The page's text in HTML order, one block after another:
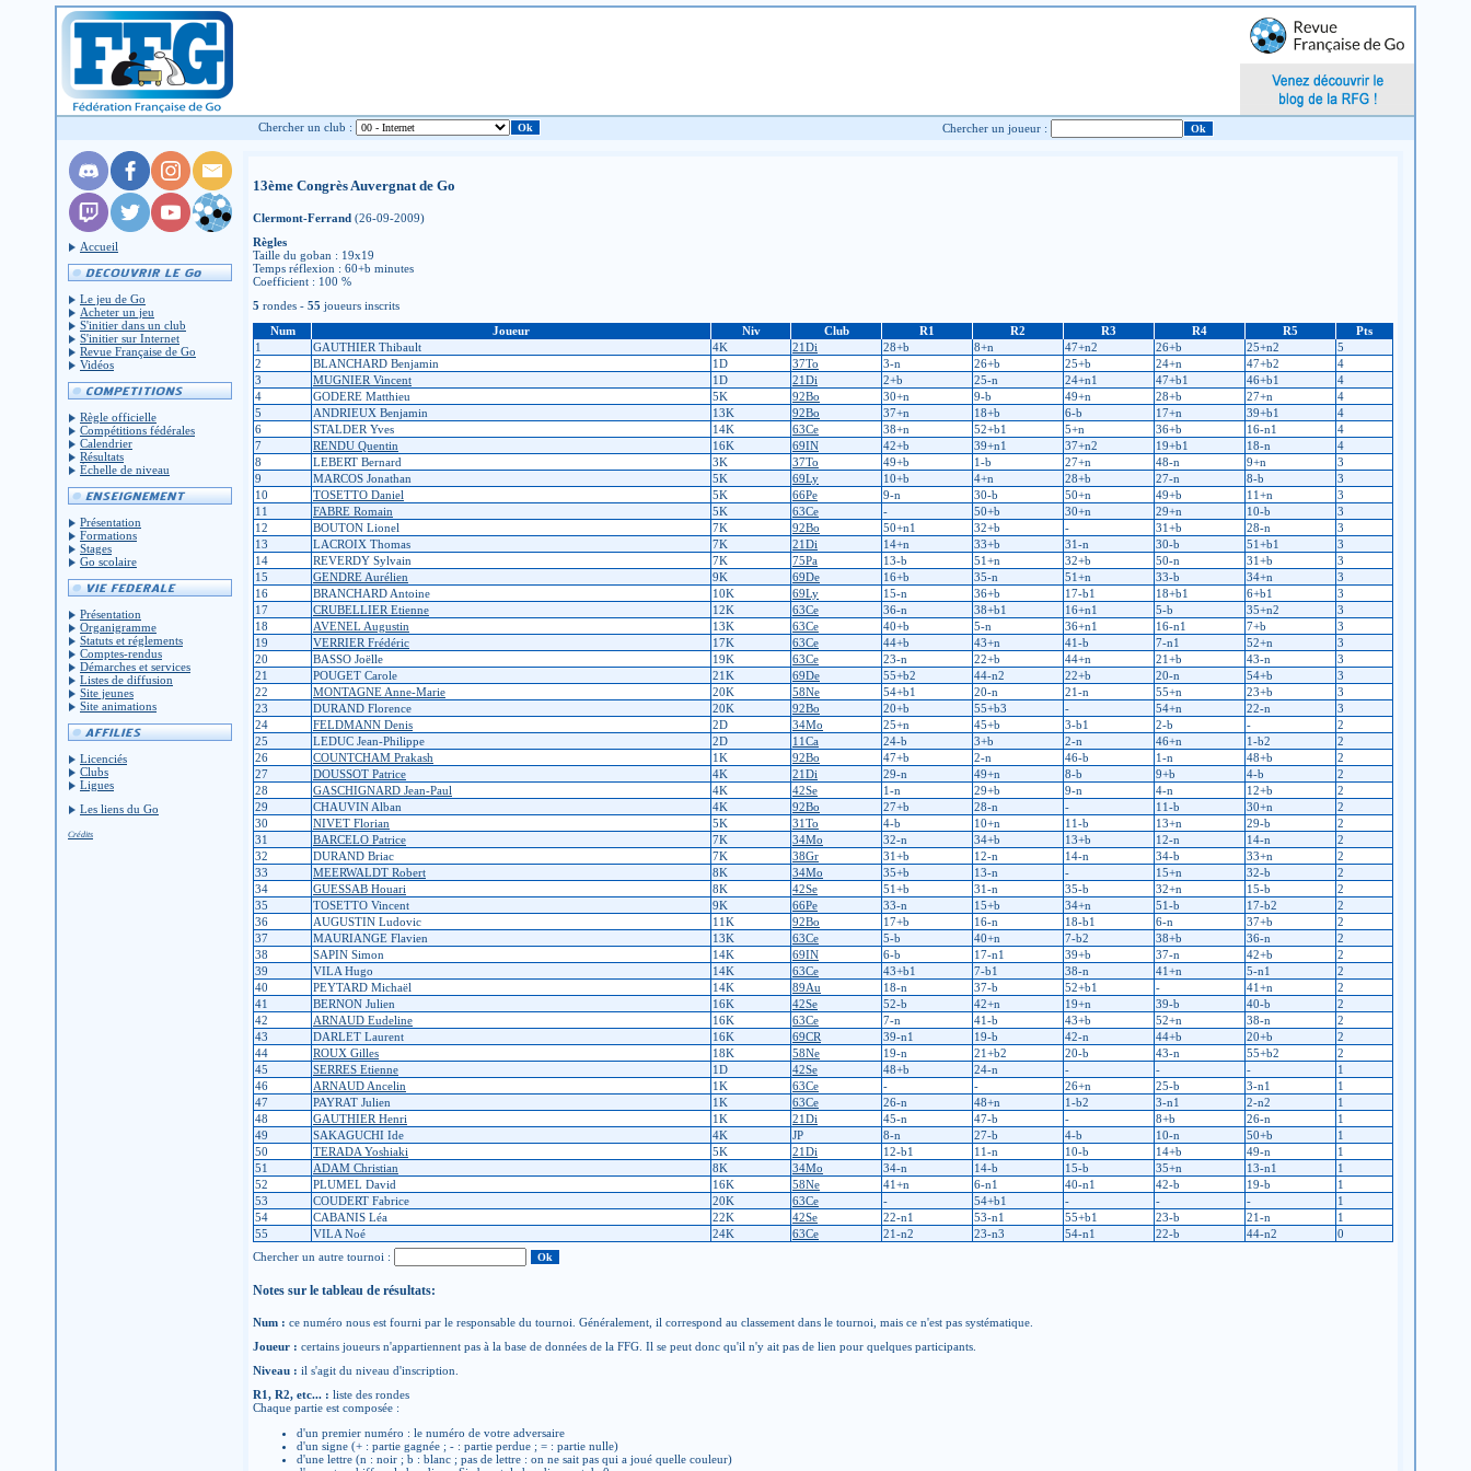
Chercher un club : Chercher un joueur :
Accueil
Le jeu de Go
Acheter un jeu
S'initier dans un club
S'initier sur Internet
Revue Française de Go
Vidéos
Règle officielle
Compétitions fédérales
Calendrier
Résultats
Échelle de niveau
Présentation
Formations
Stages
Go scolaire
Présentation
Organigramme
Statuts et réglements
Comptes-rendus
Démarches et services
Listes de diffusion
Site jeunes
Site animations
Licenciés
Clubs
Ligues
Les liens du Go
Crédits
13ème Congrès Auvergnat de Go
Clermont-Ferrand (26-09-2009)
Règles
Taille du goban : 19x19
Temps réflexion : 60+b minutes
Coefficient : 100 %
5 rondes - 55 joueurs inscrits
Num
Joueur Niv Club R1 R2 R3 R4 R5
Pts
1
GAUTHIER Thibault 4K 21Di 28+b 8+n 47+n2 26+b 25+n2
5
2
BLANCHARD Benjamin 1D 37To 3-n 26+b 25+b 24+n 47+b2
4
3
MUGNIER Vincent 1D 21Di 2+b 25-n 24+n1 47+b1 46+b1
4
4
GODERE Matthieu 5K 92Bo 30+n 9-b 49+n 28+b 27+n
4
5
ANDRIEUX Benjamin 13K 92Bo 37+n 18+b 6-b 17+n 39+b1
4
6
STALDER Yves 14K 63Ce 38+n 52+b1 5+n 36+b 16-n1
4
7
RENDU Quentin 16K 69IN 42+b 39+n1 37+n2 19+b1 18-n
4
8
LEBERT Bernard 3K 37To 49+b 1-b 27+n 48-n 9+n
3
9
MARCOS Jonathan 5K 69Ly 10+b 4+n 28+b 27-n 8-b
3
10
TOSETTO Daniel 5K 66Pe 9-n 30-b 50+n 49+b 11+n
3
11
FABRE Romain 5K 63Ce - 50+b 30+n 29+n 10-b
3
12
BOUTON Lionel 7K 92Bo 50+n1 32+b - 31+b 28-n
3
13
LACROIX Thomas 7K 21Di 14+n 33+b 31-n 30-b 51+b1
3
14
REVERDY Sylvain 7K 75Pa 13-b 51+n 32+b 50-n 31+b
3
15
GENDRE Aurélien 9K 69De 16+b 35-n 51+n 33-b 34+n
3
16
BRANCHARD Antoine 10K 69Ly 15-n 36+b 17-b1 18+b1 6+b1
3
17
CRUBELLIER Etienne 12K 63Ce 36-n 38+b1 16+n1 5-b 35+n2
3
18
AVENEL Augustin 13K 63Ce 40+b 5-n 36+n1 16-n1 7+b
3
19
VERRIER Frédéric 17K 63Ce 44+b 43+n 41-b 7-n1 52+n
3
20
BASSO Joëlle 19K 63Ce 23-n 22+b 44+n 21+b 43-n
3
21
POUGET Carole 21K 69De 55+b2 44-n2 22+b 20-n 54+b
3
22
MONTAGNE Anne-Marie 20K 58Ne 54+b1 20-n 21-n 55+n 23+b
3
23
DURAND Florence 20K 92Bo 20+b 55+b3 - 54+n 22-n
3
24
FELDMANN Denis 2D 34Mo 25+n 45+b 3-b1 2-b -
2
25
LEDUC Jean-Philippe 2D 11Ca 24-b 3+b 2-n 46+n 1-b2
2
26
COUNTCHAM Prakash 1K 92Bo 47+b 2-n 46-b 1-n 48+b
2
27
DOUSSOT Patrice 4K 21Di 29-n 49+n 8-b 9+b 4-b
2
28
GASCHIGNARD Jean-Paul 4K 42Se 1-n 29+b 9-n 4-n 12+b
2
29
CHAUVIN Alban 4K 92Bo 27+b 28-n - 11-b 30+n
2
30
NIVET Florian 5K 31To 4-b 10+n 11-b 13+n 29-b
2
31
BARCELO Patrice 7K 34Mo 32-n 34+b 13+b 12-n 14-n
2
32
DURAND Briac 7K 38Gr 31+b 12-n 14-n 34-b 33+n
2
33
MEERWALDT Robert 8K 34Mo 35+b 13-n - 15+n 32-b
2
34
GUESSAB Houari 8K 42Se 51+b 31-n 35-b 32+n 15-b
2
35
TOSETTO Vincent 9K 66Pe 33-n 15+b 34+n 51-b 17-b2
2
36
AUGUSTIN Ludovic 11K 92Bo 17+b 16-n 18-b1 6-n 37+b
2
37
MAURIANGE Flavien 13K 63Ce 5-b 40+n 7-b2 38+b 36-n
2
38
SAPIN Simon 14K 69IN 6-b 17-n1 39+b 37-n 42+b
2
39
VILA Hugo 14K 63Ce 43+b1 7-b1 38-n 41+n 5-n1
2
40
PEYTARD Michaël 14K 89Au 18-n 37-b 52+b1 - 41+n
2
41
BERNON Julien 16K 42Se 52-b 42+n 19+n 39-b 40-b
2
42
ARNAUD Eudeline 16K 63Ce 7-n 41-b 43+b 52+n 38-n
2
43
DARLET Laurent 16K 69CR 39-n1 19-b 42-n 44+b 20+b
2
44
ROUX Gilles 18K 58Ne 19-n 21+b2 20-b 43-n 55+b2
2
45
SERRES Etienne 1D 42Se 48+b 24-n - - -
1
46
ARNAUD Ancelin 1K 63Ce - - 26+n 25-b 3-n1
1
47
PAYRAT Julien 1K 63Ce 26-n 48+n 1-b2 3-n1 2-n2
1
48
GAUTHIER Henri 1K 21Di 45-n 47-b - 8+b 26-n
1
49
SAKAGUCHI Ide 4K JP 8-n 27-b 4-b 10-n 50+b
1
50
TERADA Yoshiaki 5K 21Di 12-b1 11-n 10-b 14+b 49-n
1
51
ADAM Christian 8K 34Mo 34-n 14-b 15-b 35+n 13-n1
1
52
PLUMEL David 16K 58Ne 41+n 6-n1 40-n1 42-b 19-b
1
53
COUDERT Fabrice 20K 63Ce - 54+b1 - - -
1
54
CABANIS Léa 22K 42Se 22-n1 53-n1 55+b1 23-b 21-n
1
55
VILA Noé 24K 63Ce 21-n2 23-n3 54-n1 22-b 44-n2
0
Chercher un autre tournoi :
Notes sur le tableau de résultats:
Num : ce numéro nous est fourni par le responsable du tournoi. Généralement, il correspond au classement dans le tournoi, mais ce n'est pas systématique.
Joueur : certains joueurs n'appartiennent pas à la base de données de la FFG. Il se peut donc qu'il n'y ait pas de lien pour quelques participants.
Niveau : il s'agit du niveau d'inscription.
R1, R2, etc... : liste des rondes
Chaque partie est composée :
d'un premier numéro : le numéro de votre adversaire
d'un signe (+ : partie gagnée ; - : partie perdue ; = : partie nulle)
d'une lettre (n : noir ; b : blanc ; pas de lettre : on ne sait pas qui a joué quelle couleur)